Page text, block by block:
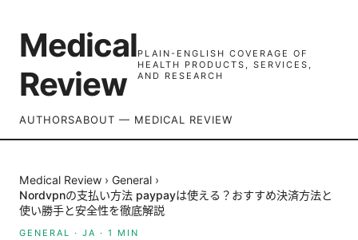
Medical
Review
PLAIN-ENGLISH COVERAGE OF
HEALTH PRODUCTS, SERVICES,
AND RESEARCH
AUTHORSABOUT — MEDICAL REVIEW
Medical Review › General ›
Nordvpnの支払い方法 paypayは使える？おすすめ決済方法と
使い勝手と安全性を徹底解説
GENERAL · JA · 1 MIN